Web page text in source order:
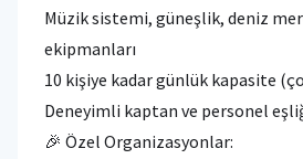
Müzik sistemi, güneşlik, deniz
ekipmanları
10 kişiye kadar günlük kapasite
Deneyimli kaptan ve personel
🎉 Özel Organizasyonlar: